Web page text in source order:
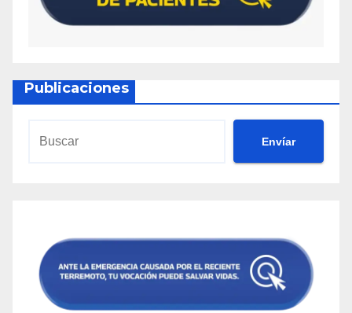
Publicaciones
Envíar